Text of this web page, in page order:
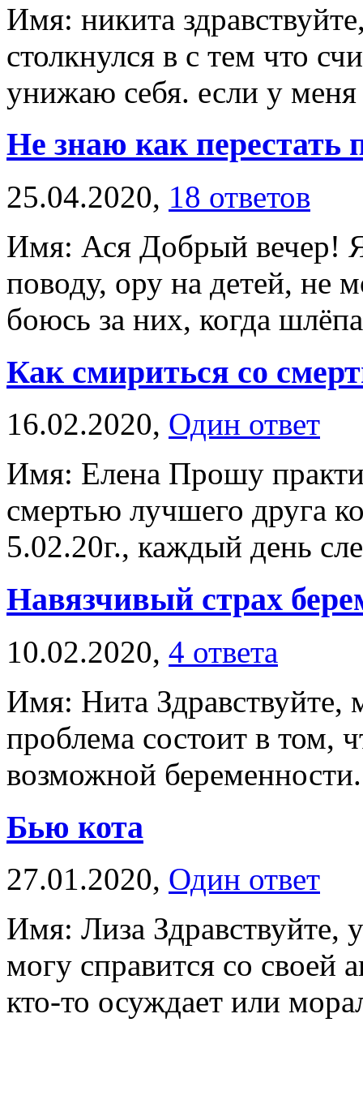
Имя: никита
столкнулся в с тем что
унижаю себя. если у меня
Не знаю как перестать
25.04.2020, 18 ответов
Имя: Ася Добрый вечер!
поводу, ору на детей, не
боюсь за них, когда
Как смириться со
16.02.2020, Один ответ
Имя: Елена Прошу
смертью лучшего друга
5.02.20г., каждый день
Навязчивый страх
10.02.2020, 4 ответа
Имя: Нита Здравствуйте,
проблема состоит в том,
возможной
Бью кота
27.01.2020, Один ответ
Имя: Лиза Здравствуйте,
могу справится со своей
кто-то осуждает или